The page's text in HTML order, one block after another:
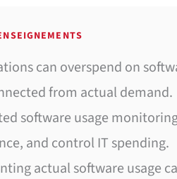
can overspend on
from actual demand.
software usage
and control IT spending.
actual software usage